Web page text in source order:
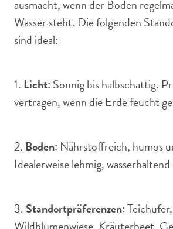
ausmacht, wenn der Boden
Wasser steht. Die folgenden
sind ideal:
1. Licht: Sonnig bis halbschattig.
vertragen, wenn die Erde feucht
2. Boden: Nährstoffreich, humos
Idealerweise lehmig,
3. Standortpräferenzen:Teichufer,